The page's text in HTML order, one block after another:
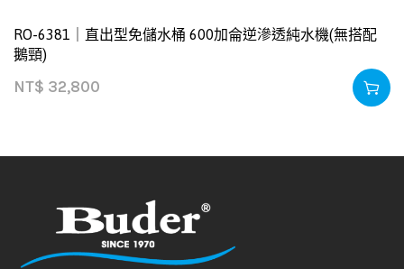
RO-6381｜直出型免儲水桶 600加侖逆滲透純水機(無搭配
鵝頸)
NT$ 32,800